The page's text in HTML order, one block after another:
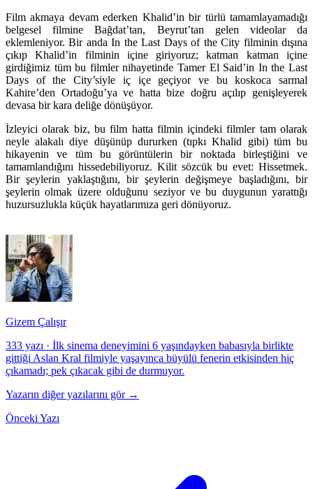
Film akmaya devam ederken Khalid’in bir türlü tamamlayamadığı
belgesel filmine Bağdat’tan, Beyrut’tan gelen videolar da
eklemleniyor. Bir anda In the Last Days of the City filminin dışına
çıkıp Khalid’in filminin içine giriyoruz; katman katman içine
girdiğimiz tüm bu filmler nihayetinde Tamer El Said’in In the Last
Days of the City’siyle iç içe geçiyor ve bu koskoca sarmal
Kahire’den Ortadoğu’ya ve hatta bize doğru açılıp genişleyerek
devasa bir kara deliğe dönüşüyor.
İzleyici olarak biz, bu film hatta filmin içindeki filmler tam olarak
neyle alakalı diye düşünüp dururken (tıpkı Khalid gibi) tüm bu
hikayenin ve tüm bu görüntülerin bir noktada birleştiğini ve
tamamlandığını hissedebiliyoruz. Kilit sözcük bu evet: Hissetmek.
Bir şeylerin yaklaştığını, bir şeylerin değişmeye başladığını, bir
şeylerin olmak üzere olduğunu seziyor ve bu duygunun yarattığı
huzursuzlukla küçük hayatlarımıza geri dönüyoruz.
Gizem Çalışır
333 yazı · İlk sinema deneyimini 6 yaşındayken babasıyla birlikte
gittiği Aslan Kral filmiyle yaşayınca büyülü fenerin etkisinden hiç
çıkamadı; pek çıkacak gibi de durmuyor.
Yazarın diğer yazılarını gör →
Önceki Yazı